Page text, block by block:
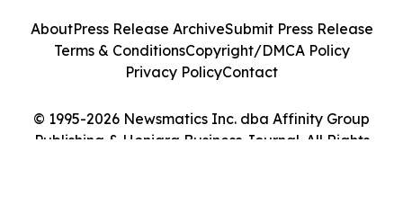
© 1995-2026 Newsmatics Inc. dba Affinity Group
Publishing & Honiara Business Journal. All Rights
AboutPress Release ArchiveSubmit Press Release
Terms & ConditionsCopyright/DMCA Policy
Privacy PolicyContact